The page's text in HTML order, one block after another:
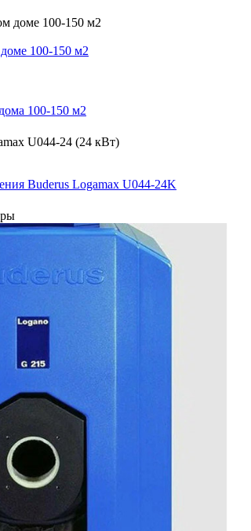
100-150 м2
100-150 м2
Buderus Logamax U044-24K